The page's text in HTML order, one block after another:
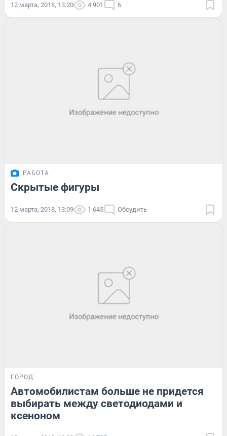
12 марта, 2018, 13:20 4 901 6
РАБОТА
Скрытые фигуры
12 марта, 2018, 13:09 1 645 Обсудить
ГОРОД
Автомобилистам больше не придется
выбирать между светодиодами и
ксеноном